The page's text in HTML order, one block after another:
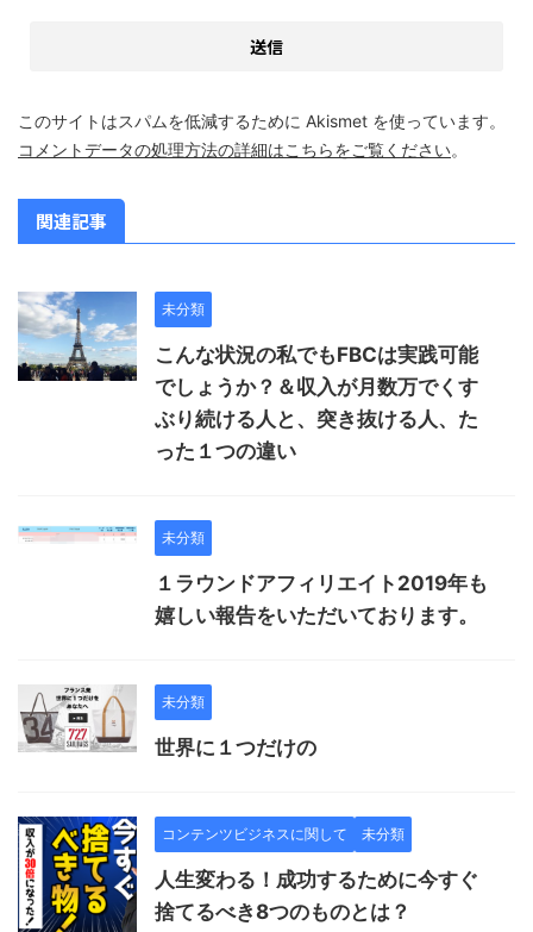
このサイトはスパムを低減するために Akismet を使っています。
コメントデータの処理方法の詳細はこちらをご覧ください。
関連記事
未分類
こんな状況の私でもFBCは実践可能
でしょうか？＆収入が月数万でくす
ぶり続ける人と、突き抜ける人、た
った１つの違い
未分類
１ラウンドアフィリエイト2019年も
嬉しい報告をいただいております。
未分類
世界に１つだけの
コンテンツビジネスに関して 未分類
人生変わる！成功するために今すぐ
捨てるべき8つのものとは？